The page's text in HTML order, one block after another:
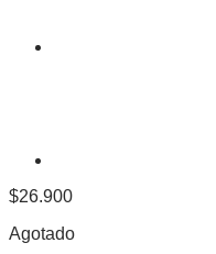
$26.900
Agotado